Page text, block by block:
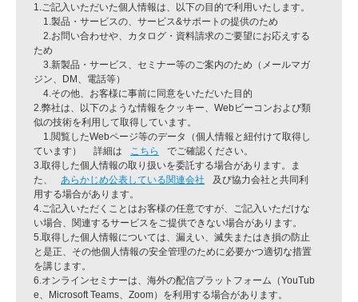
1.ご記入いただいた個人情報は、以下の目的で利用いたします。
1.製品・サービスの、サービス&サポートの提供のため
2.お問い合わせや、カタログ・資料請求のご要望にお応えする
ため
3.新製品・サービス、セミナー等のご案内のため（メールマガ
ジン、DM、電話等）
4.その他、お客様に事前に同意をいただいた目的
2.弊社は、以下のような情報をクッキー、Webビーコンおよび類
似の技術を利用して取得しています。
1.閲覧したWebページ等のデータ（個人情報と紐付けて取得し
ています） 詳細は
こちら
でご確認ください。
3.取得した個人情報の取り扱いを委託する場合があります。ま
た、
あらかじめ公表している関連会社 及び協力会社 と共同利
用する場合があります。
4.ご記入いただくことはお客様の任意ですが、ご記入いただけな
い場合、関連するサービスをご提供できない場合があります。
5.取得した個人情報については、漏えい、滅失またはき損の防止
と是正、その他個人情報の安全管理のために必要かつ適切な措置
を講じます。
6.オンラインセミナーは、海外の配信プラットフォーム（YouTub
e、Microsoft Teams、Zoom）を利用する場合があります。